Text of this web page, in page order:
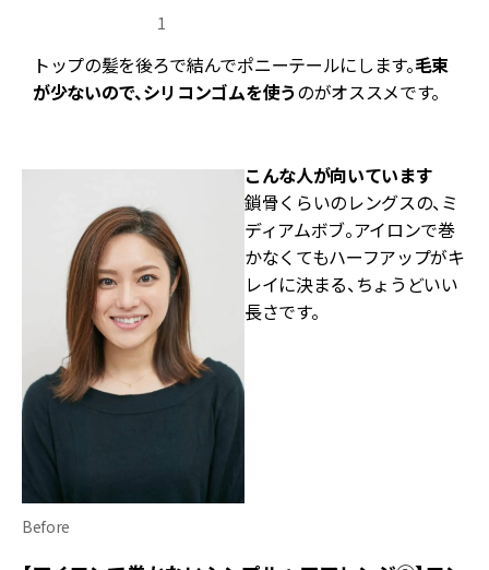
1
トップの髪を後ろで結んでポニーテールにします。毛束
が少ないので、シリコンゴムを使うのがオススメです。
Before
こんな人が向いています
鎖骨くらいのレングスの、ミ
ディアムボブ。アイロンで巻
かなくてもハーフアップがキ
レイに決まる、ちょうどいい
長さです。